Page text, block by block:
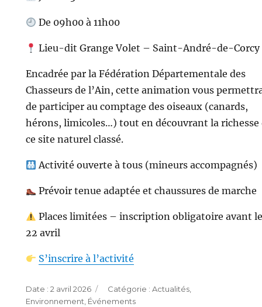
De 09h00 à 11h00
Lieu-dit Grange Volet – Saint-André-de-Corcy
Encadrée par la Fédération Départementale des
Chasseurs de l’Ain, cette animation vous
de participer au comptage des oiseaux (canards,
hérons, limicoles…) tout en découvrant la richesse
ce site naturel classé.
Activité ouverte à tous (mineurs accompagnés)
Prévoir tenue adaptée et chaussures de marche
Places limitées – inscription obligatoire avant
22 avril
S’inscrire à l’activité
Publié
le
2 avril 2026 Catégories
Actualités,
Environnement, Événements